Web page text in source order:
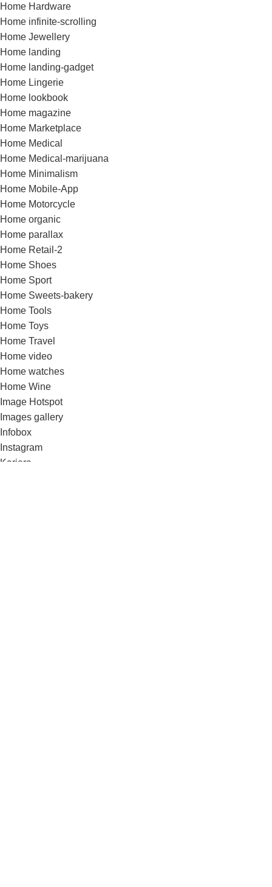
Home Hardware
Home infinite-scrolling
Home Jewellery
Home landing
Home landing-gadget
Home Lingerie
Home lookbook
Home magazine
Home Marketplace
Home Medical
Home Medical-marijuana
Home Minimalism
Home Mobile-App
Home Motorcycle
Home organic
Home parallax
Home Retail-2
Home Shoes
Home Sport
Home Sweets-bakery
Home Tools
Home Toys
Home Travel
Home video
Home watches
Home Wine
Image Hotspot
Images gallery
Infobox
Instagram
Karjera